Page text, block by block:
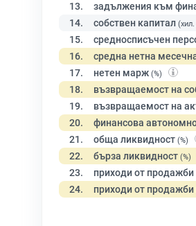
13. задължения към
14. собствен капитал
15. средносписъчен
16. средна нетна
17. нетен марж (%)
18. възвращаемост на
19. възвращаемост на
20. финансова
21. обща ликвидност (%)
22. бърза ликвидност (%)
23. приходи от
24. приходи от продажби